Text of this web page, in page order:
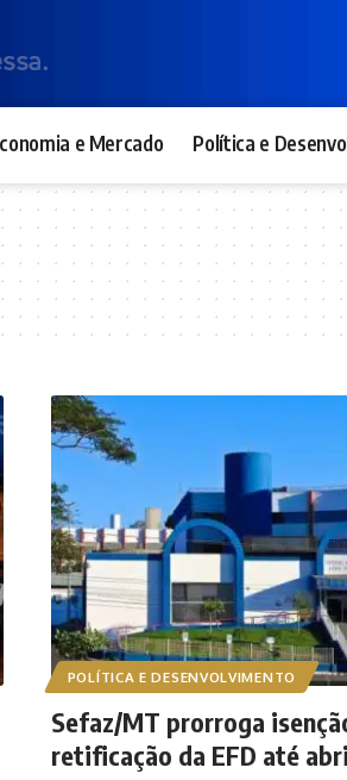
e Mercado Política e
POLÍTICA E DESENVOLVIMENTO
Sefaz/MT prorroga
retificação da EFD até